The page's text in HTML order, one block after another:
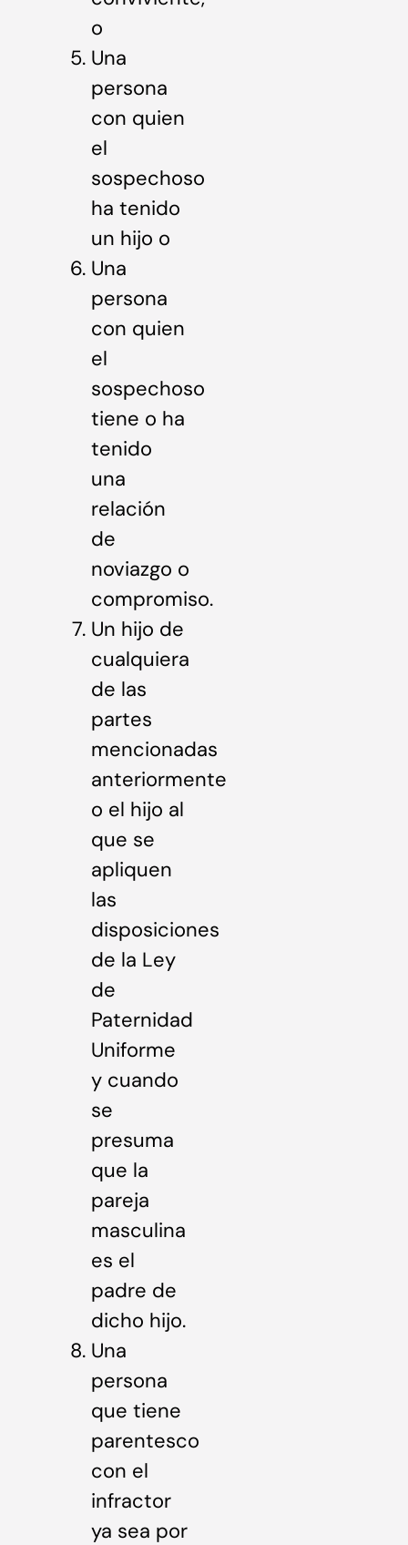
o
Una
persona
con quien
el
sospechoso
ha tenido
un hijo o
Una
persona
con quien
el
sospechoso
tiene o ha
tenido
una
relación
de
noviazgo o
compromiso.
Un hijo de
cualquiera
de las
partes
mencionadas
anteriormente
o el hijo al
que se
apliquen
las
disposiciones
de la Ley
de
Paternidad
Uniforme
y cuando
se
presuma
que la
pareja
masculina
es el
padre de
dicho hijo.
Una
persona
que tiene
parentesco
con el
infractor
ya sea por